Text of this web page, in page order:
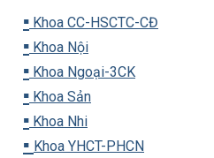
▪️ Khoa CC-HSCTC-CĐ
▪️ Khoa Nội
▪️ Khoa Ngoại-3CK
▪️ Khoa Sản
▪️ Khoa Nhi
▪️ Khoa YHCT-PHCN